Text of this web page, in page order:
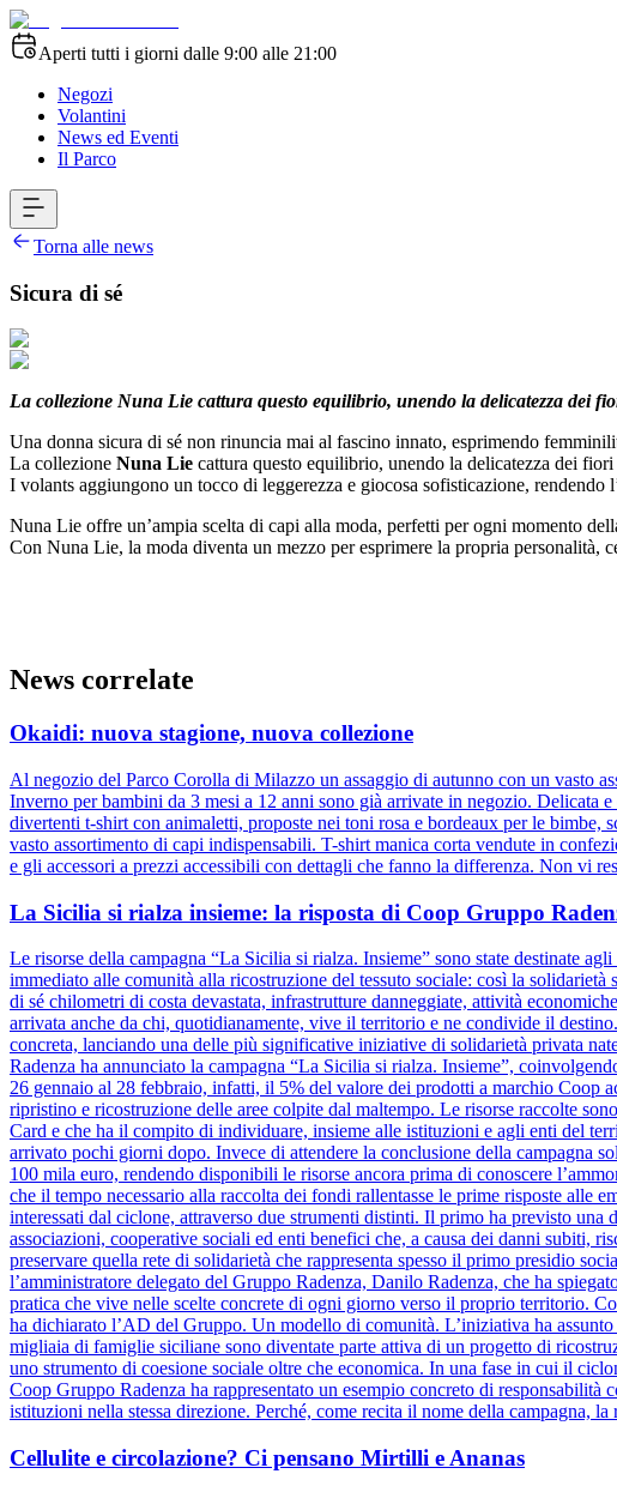
Aperti tutti i giorni dalle 9:00 alle 21:00
Negozi
Volantini
News ed Eventi
Il Parco
Torna alle news
Sicura di sé
La collezione Nuna Lie cattura questo equilibrio, unendo la delicatezza dei
Una donna sicura di sé non rinuncia mai al fascino innato, esprimendo
La collezione Nuna Lie cattura questo equilibrio, unendo la delicatezza dei
I volants aggiungono un tocco di leggerezza e giocosa sofisticazione, rendendo
Nuna Lie offre un’ampia scelta di capi alla moda, perfetti per ogni momento
Con Nuna Lie, la moda diventa un mezzo per esprimere la propria
News correlate
Okaidi: nuova stagione, nuova collezione
Al negozio del Parco Corolla di Milazzo un assaggio di autunno con un vasto
Inverno per bambini da 3 mesi a 12 anni sono già arrivate in negozio.
divertenti t-shirt con animaletti, proposte nei toni rosa e bordeaux per le
vasto assortimento di capi indispensabili. T-shirt manica corta vendute in
e gli accessori a prezzi accessibili con dettagli che fanno la differenza. Non vi
La Sicilia si rialza insieme: la risposta di Coop Gruppo
Le risorse della campagna “La Sicilia si rialza. Insieme” sono state destinate
immediato alle comunità alla ricostruzione del tessuto sociale: così la
di sé chilometri di costa devastata, infrastrutture danneggiate, attività
arrivata anche da chi, quotidianamente, vive il territorio e ne condivide il
concreta, lanciando una delle più significative iniziative di solidarietà privata
Radenza ha annunciato la campagna “La Sicilia si rialza. Insieme”,
26 gennaio al 28 febbraio, infatti, il 5% del valore dei prodotti a marchio Coop
ripristino e ricostruzione delle aree colpite dal maltempo. Le risorse raccolte
Card e che ha il compito di individuare, insieme alle istituzioni e agli enti del
arrivato pochi giorni dopo. Invece di attendere la conclusione della campagna
100 mila euro, rendendo disponibili le risorse ancora prima di conoscere
che il tempo necessario alla raccolta dei fondi rallentasse le prime risposte alle
interessati dal ciclone, attraverso due strumenti distinti. Il primo ha previsto
associazioni, cooperative sociali ed enti benefici che, a causa dei danni subiti,
preservare quella rete di solidarietà che rappresenta spesso il primo presidio
l’amministratore delegato del Gruppo Radenza, Danilo Radenza, che ha
pratica che vive nelle scelte concrete di ogni giorno verso il proprio territorio.
ha dichiarato l’AD del Gruppo. Un modello di comunità. L’iniziativa ha
migliaia di famiglie siciliane sono diventate parte attiva di un progetto di
uno strumento di coesione sociale oltre che economica. In una fase in cui il
Coop Gruppo Radenza ha rappresentato un esempio concreto di
istituzioni nella stessa direzione. Perché, come recita il nome della campagna,
Cellulite e circolazione? Ci pensano Mirtilli e Ananas